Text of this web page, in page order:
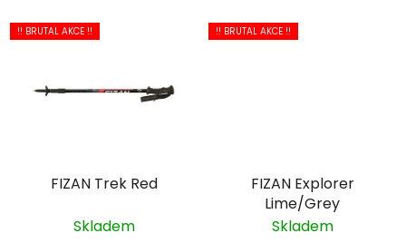
!! BRUTAL AKCE !!
FIZAN Trek Red
Skladem
!! BRUTAL AKCE !!
FIZAN Explorer
Lime/Grey
Skladem